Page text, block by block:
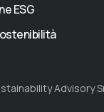
ESG
Advisory